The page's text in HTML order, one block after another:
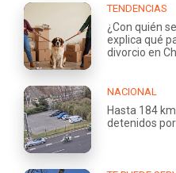
TENDENCIAS
¿Con quién
explica qué
divorcio en
NACIONAL
Hasta 184
detenidos